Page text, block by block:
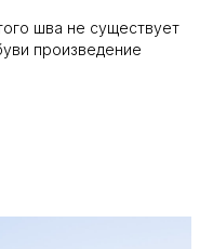
шва не существует
произведение